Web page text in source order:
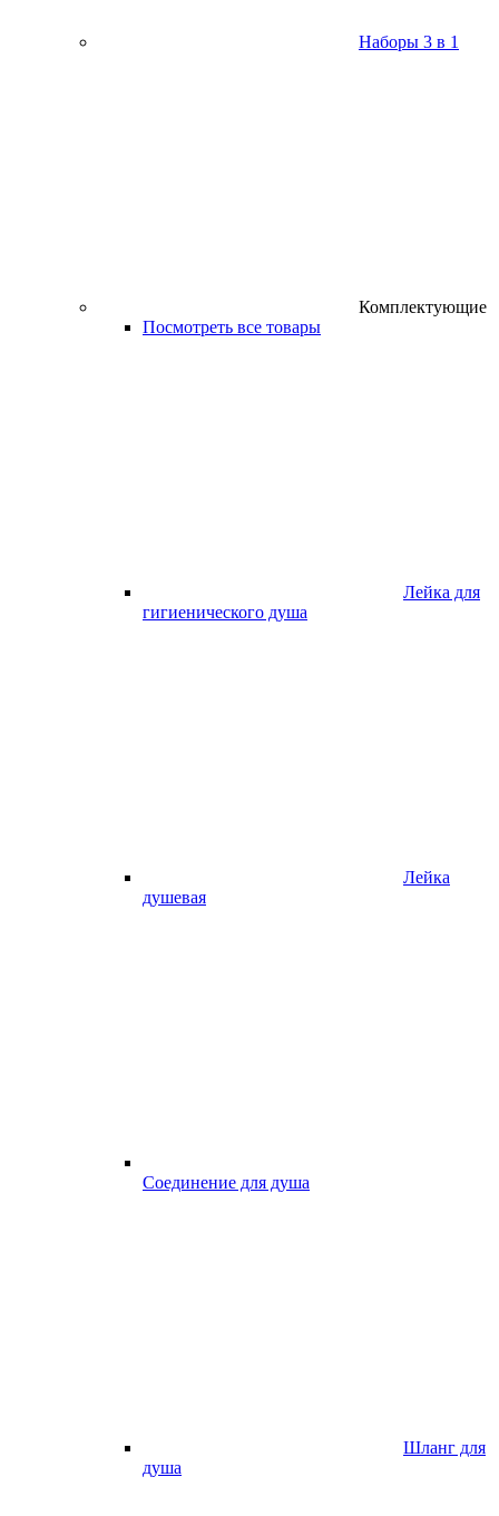
Наборы 3 в 1
Комплектующие
Посмотреть все товары
Лейка для
гигиенического душа
Лейка
душевая
Соединение для душа
Шланг для
душа